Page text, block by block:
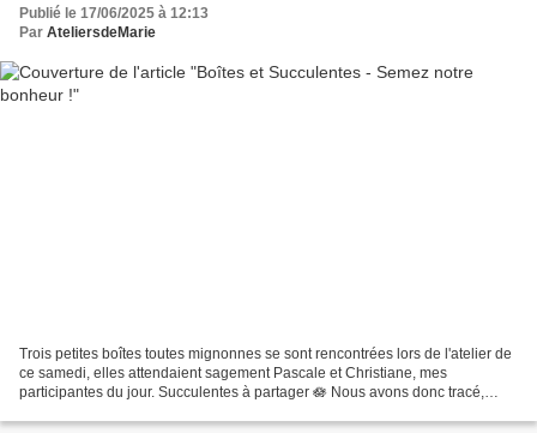
Publié le 17/06/2025 à 12:13
Par AteliersdeMarie
Trois petites boîtes toutes mignonnes se sont rencontrées lors de l'atelier de
ce samedi, elles attendaient sagement Pascale et Christiane, mes
participantes du jour. Succulentes à partager 🪷 Nous avons donc tracé,